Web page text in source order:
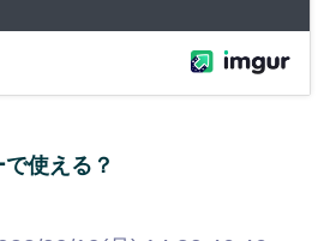
使える？